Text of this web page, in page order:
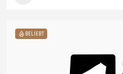
BELIEBT